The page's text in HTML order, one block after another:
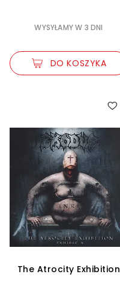
WYSYŁAMY W 3 DNI
DO KOSZYKA
The Atrocity Exhibition